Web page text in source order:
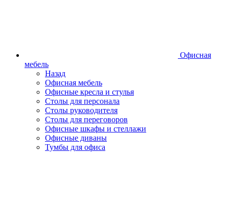
Офисная
мебель
Назад
Офисная мебель
Офисные кресла и стулья
Столы для персонала
Столы руководителя
Столы для переговоров
Офисные шкафы и стеллажи
Офисные диваны
Тумбы для офиса